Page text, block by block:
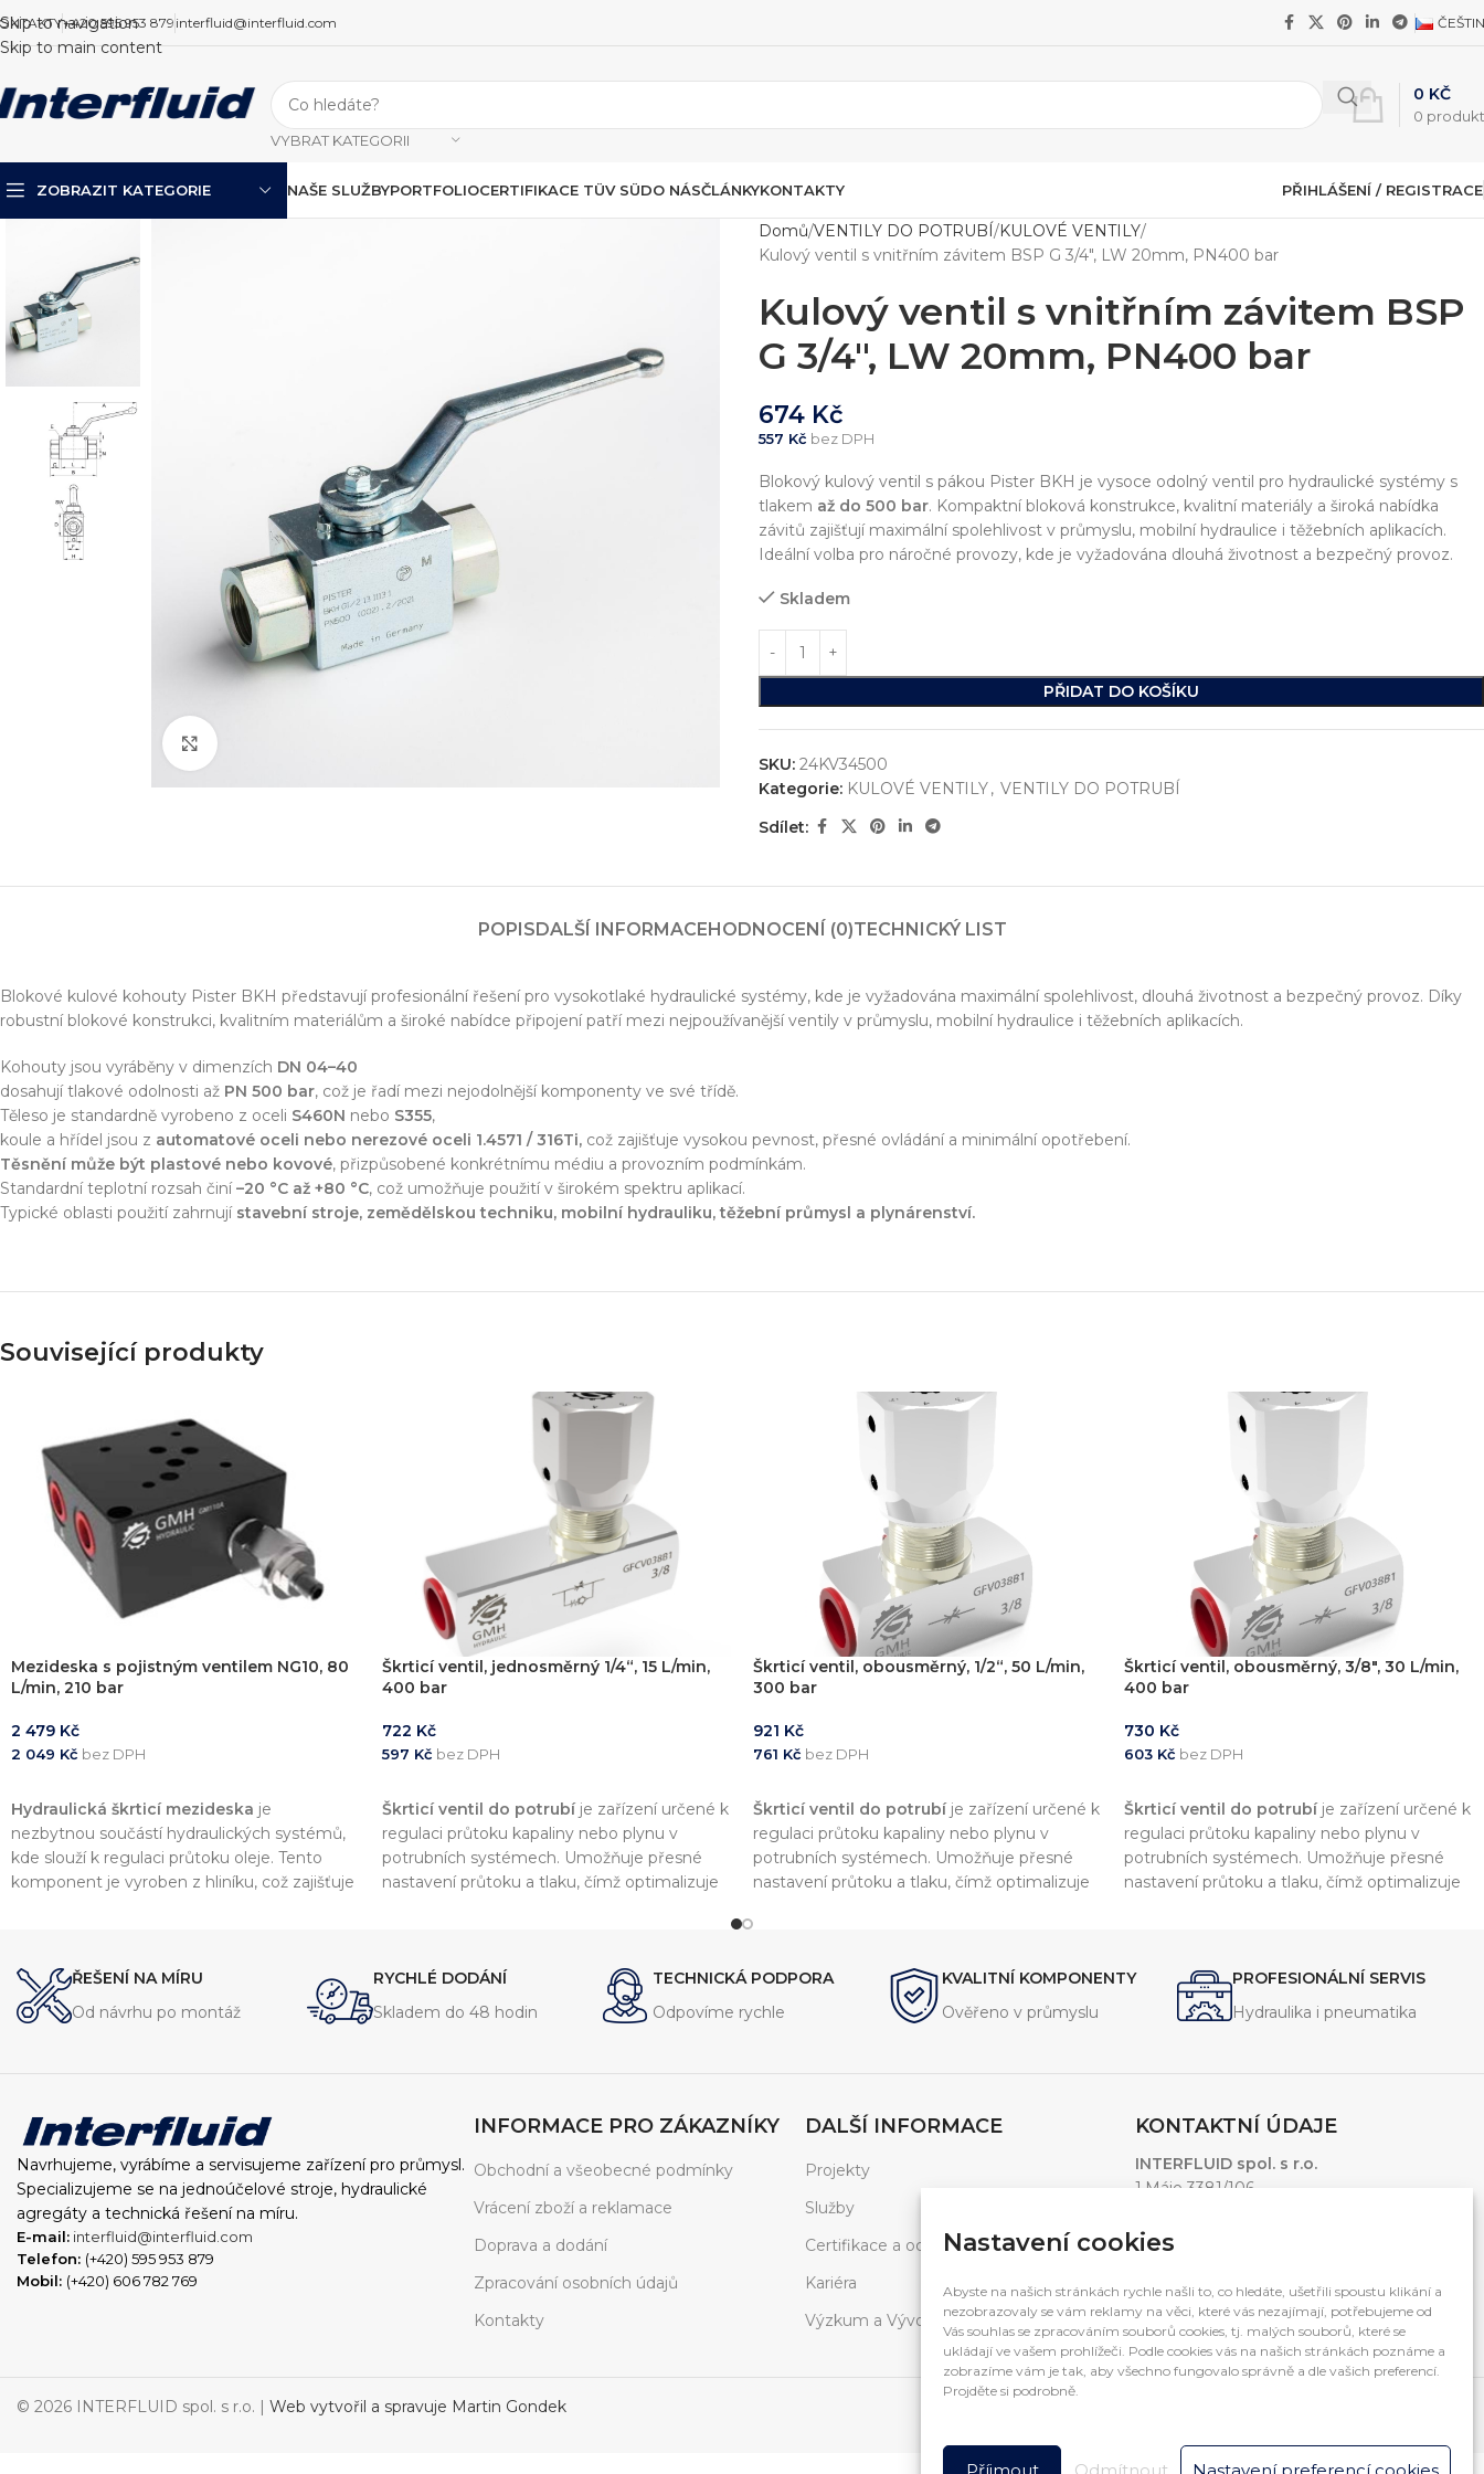
Nastavení cookies
Abyste na našich stránkách rychle našli to, co hledáte, ušetřili spoustu klikání a
nezobrazovaly se vám reklamy na věci, které vás nezajímají, potřebujeme od
Vás souhlas se zpracováním souborů cookies, tj. malých souborů, které se
ukládají ve vašem prohlížeči. Podle cookies vás na našich stránkách poznáme a
zobrazíme vám je tak, aby všechno fungovalo správně a dle vašich preferencí.
Projděte si podrobně.
Příjmout Odmítnout Nastavení preferencí cookies
Skip to navigation
Skip to main content
+420 595 953 879 interfluid@interfluid.com
VYBRAT KATEGORII
0
0 KČ
ZOBRAZIT KATEGORIE NAŠE SLUŽBY
Návrh a prototypování
Simulace chování zařízení
Konstrukce stroje
Technické know-how
20+ let zkušeností v oboru
PORTFOLIOCERTIFIKACE TÜV SÜDO NÁSČLÁNKYKONTAKTY PŘIHLÁŠENÍ / REGISTRACE
Domů VENTILY DO POTRUBÍ KULOVÉ VENTILY
Kulový ventil s vnitřním závitem BSP G 3/4″, LW 20mm, PN400 bar
Kulový ventil s vnitřním závitem BSP
G 3/4″, LW 20mm, PN400 bar
674 Kč
557 Kč bez DPH
Blokový kulový ventil s pákou Pister BKH je vysoce odolný ventil pro hydraulické systémy s
tlakem až do 500 bar. Kompaktní bloková konstrukce, kvalitní materiály a široká nabídka
závitů zajišťují maximální spolehlivost v průmyslu, mobilní hydraulice i těžebních aplikacích.
Ideální volba pro náročné provozy, kde je vyžadována dlouhá životnost a bezpečný provoz.
Skladem
PŘIDAT DO KOŠÍKU
SKU: 24KV34500
Kategorie: KULOVÉ VENTILY, VENTILY DO POTRUBÍ
Sdílet:
POPISDALŠÍ INFORMACEHODNOCENÍ (0)TECHNICKÝ LIST
Blokové kulové kohouty Pister BKH představují profesionální řešení pro vysokotlaké hydraulické systémy, kde je vyžadována maximální spolehlivost, dlouhá životnost a bezpečný provoz. Díky
robustní blokové konstrukci, kvalitním materiálům a široké nabídce připojení patří mezi nejpoužívanější ventily v průmyslu, mobilní hydraulice i těžebních aplikacích.
Kohouty jsou vyráběny v dimenzích DN 04–40
dosahují tlakové odolnosti až PN 500 bar, což je řadí mezi nejodolnější komponenty ve své třídě.
Těleso je standardně vyrobeno z oceli S460N nebo S355,
koule a hřídel jsou z automatové oceli nebo nerezové oceli 1.4571 / 316Ti, což zajišťuje vysokou pevnost, přesné ovládání a minimální opotřebení.
Těsnění může být plastové nebo kovové, přizpůsobené konkrétnímu médiu a provozním podmínkám.
Standardní teplotní rozsah činí–20 °C až +80 °C, což umožňuje použití v širokém spektru aplikací.
Typické oblasti použití zahrnují stavební stroje, zemědělskou techniku, mobilní hydrauliku, těžební průmysl a plynárenství.
Související produkty
Mezideska s pojistným ventilem NG10, 80
L/min, 210 bar
2 479 Kč
2 049 Kč bez DPH
Hydraulická škrticí mezideska je
nezbytnou součástí hydraulických systémů,
kde slouží k regulaci průtoku oleje. Tento
komponent je vyroben z hliníku, což zajišťuje
l/minje ideální pro široké spektrum aplikací.
Škrticí ventil, jednosměrný 1/4“, 15 L/min,
400 bar
722 Kč
597 Kč bez DPH
Škrticí ventil do potrubíje zařízení určené k
regulaci průtoku kapaliny nebo plynu v
potrubních systémech. Umožňuje přesné
nastavení průtoku a tlaku, čímž optimalizuje
Škrticí ventil, obousměrný, 1/2“, 50 L/min,
300 bar
921 Kč
761 Kč bez DPH
Škrticí ventil do potrubíje zařízení určené k
regulaci průtoku kapaliny nebo plynu v
potrubních systémech. Umožňuje přesné
nastavení průtoku a tlaku, čímž optimalizuje
Škrticí ventil, obousměrný, 3/8″, 30 L/min,
400 bar
730 Kč
603 Kč bez DPH
Škrticí ventil do potrubíje zařízení určené k
regulaci průtoku kapaliny nebo plynu v
potrubních systémech. Umožňuje přesné
nastavení průtoku a tlaku, čímž optimalizuje
ŘEŠENÍ NA MÍRU
Od návrhu po montáž
RYCHLÉ DODÁNÍ
Skladem do 48 hodin
TECHNICKÁ PODPORA
Odpovíme rychle
KVALITNÍ KOMPONENTY
Ověřeno v průmyslu
PROFESIONÁLNÍ SERVIS
Hydraulika i pneumatika
Navrhujeme, vyrábíme a servisujeme zařízení pro průmysl.
Specializujeme se na jednoúčelové stroje, hydraulické
agregáty a technická řešení na míru.
E-mail: interfluid@interfluid.com
Telefon: (+420) 595 953 879
Mobil: (+420) 606 782 769
INFORMACE PRO ZÁKAZNÍKY
Obchodní a všeobecné podmínky
Vrácení zboží a reklamace
Doprava a dodání
Zpracování osobních údajů
Kontakty
DALŠÍ INFORMACE
Projekty
Služby
Certifikace a ocenění
Kariéra
Výzkum a Vývoj
KONTAKTNÍ ÚDAJE
INTERFLUID spol. s r.o.
1.Máje 3381/106
Česká Republika
Otevírací doba: 7:00 – 15:30
(po-pá mimo svátky)
© 2026 INTERFLUID spol. s r.o. | Web vytvořil a spravuje Martin Gondek